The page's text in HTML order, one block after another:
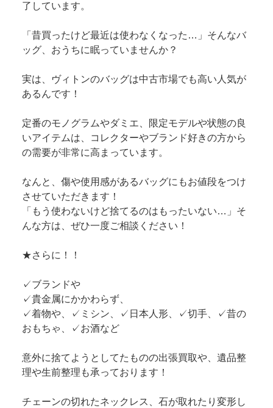
了しています。
「昔買ったけど最近は使わなくなった…」そんなバ
ッグ、おうちに眠っていませんか？
実は、ヴィトンのバッグは中古市場でも高い人気が
あるんです！
定番のモノグラムやダミエ、限定モデルや状態の良
いアイテムは、コレクターやブランド好きの方から
の需要が非常に高まっています。
なんと、傷や使用感があるバッグにもお値段をつけ
させていただきます！
「もう使わないけど捨てるのはもったいない…」そ
んな方は、ぜひ一度ご相談ください！
★さらに！！
✓ブランドや
✓貴金属にかかわらず、
✓着物や、✓ミシン、✓日本人形、✓切手、✓昔の
おもちゃ、✓お酒など
意外に捨てようとしてたものの出張買取や、遺品整
理や生前整理も承っております！
チェーンの切れたネックレス、石が取れたり変形し